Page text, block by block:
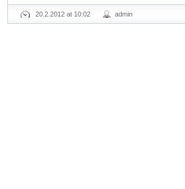
20.2.2012 at 10:02 admin